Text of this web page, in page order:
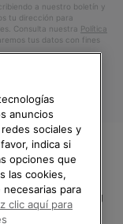
a nuestro boletín y
tu dirección para
Consulta nuestra Política
tus datos con fines
A
TU
anuncios
sociales y
indica si
opciones que
las cookies,
para
clic aquí para